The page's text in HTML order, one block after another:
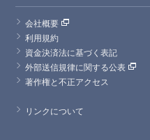
会社概要
利用規約
資金決済法に基づく表記
外部送信規律に関する公表
著作権と不正アクセス
リンクについて